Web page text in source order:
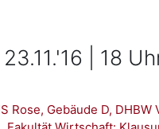
| 18
Rose, Gebäude D, DHBW